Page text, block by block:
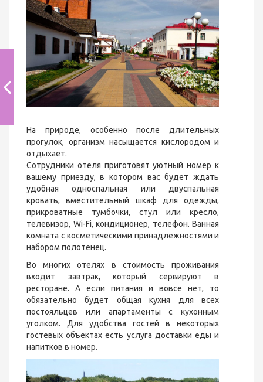
На природе, особенно после длительных
прогулок, организм насыщается кислородом и
отдыхает.
Сотрудники отеля приготовят уютный номер к
вашему приезду, в котором вас будет ждать
удобная односпальная или двуспальная
кровать, вместительный шкаф для одежды,
прикроватные тумбочки, стул или кресло,
телевизор, Wi-Fi, кондиционер, телефон. Ванная
комната с косметическими принадлежностями и
набором полотенец.
Во многих отелях в стоимость проживания
входит завтрак, который сервируют в
ресторане. А если питания и вовсе нет, то
обязательно будет общая кухня для всех
постояльцев или апартаменты с кухонным
уголком. Для удобства гостей в некоторых
гостевых объектах есть услуга доставки еды и
напитков в номер.